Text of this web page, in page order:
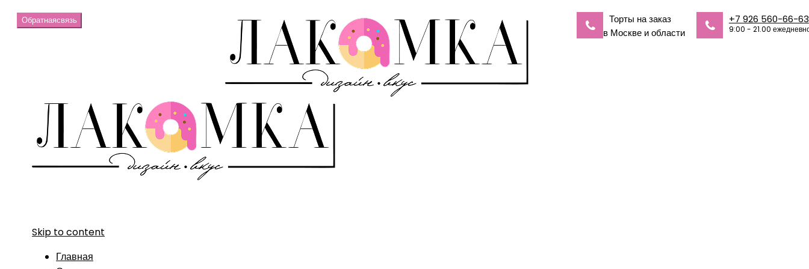
Обратнаясвязь +7 926 560-66-63
9:00 - 21.00
Торты на заказ
в Москве и области
Skip to content
Главная